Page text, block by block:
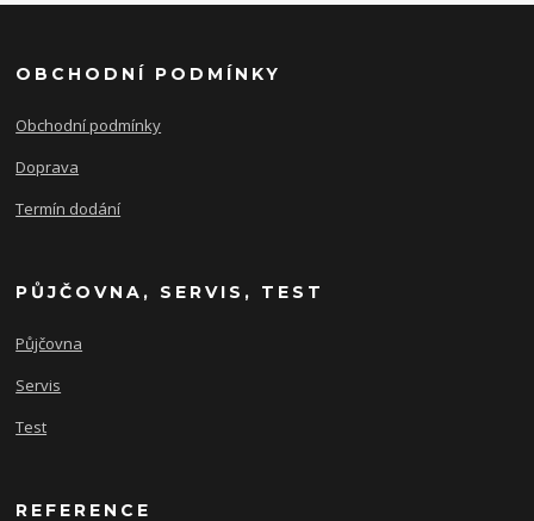
OBCHODNÍ PODMÍNKY
Obchodní podmínky
Doprava
Termín dodání
PŮJČOVNA, SERVIS, TEST
Půjčovna
Servis
Test
REFERENCE